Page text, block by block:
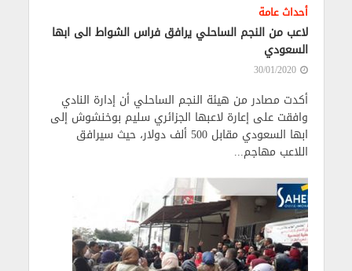
أحداث عامة
لاعب من النجم الساحلي يرافق فراس الشواط الى ابها
السعودي
30/01/2020
أكدت مصادر من هيئة النجم الساحلي أن إدارة النادي
وافقت على إعارة لاعبها الجزائري سليم بوخنشوش إلى
ابها السعودي مقابل 500 ألف دولار، حيث سيرافق
اللاعب مهاجم...